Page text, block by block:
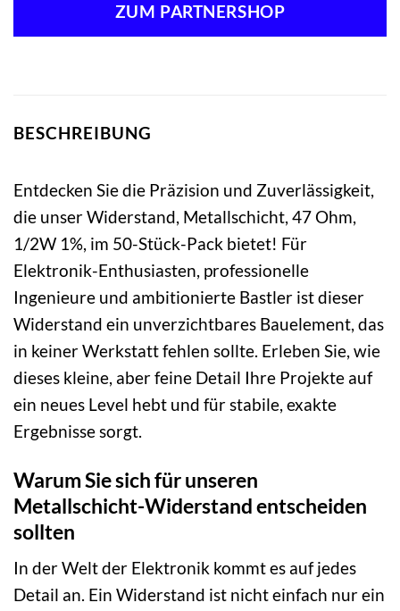
ZUM PARTNERSHOP
BESCHREIBUNG
Entdecken Sie die Präzision und Zuverlässigkeit,
die unser Widerstand, Metallschicht, 47 Ohm,
1/2W 1%, im 50-Stück-Pack bietet! Für
Elektronik-Enthusiasten, professionelle
Ingenieure und ambitionierte Bastler ist dieser
Widerstand ein unverzichtbares Bauelement, das
in keiner Werkstatt fehlen sollte. Erleben Sie, wie
dieses kleine, aber feine Detail Ihre Projekte auf
ein neues Level hebt und für stabile, exakte
Ergebnisse sorgt.
Warum Sie sich für unseren
Metallschicht-Widerstand entscheiden
sollten
In der Welt der Elektronik kommt es auf jedes
Detail an. Ein Widerstand ist nicht einfach nur ein